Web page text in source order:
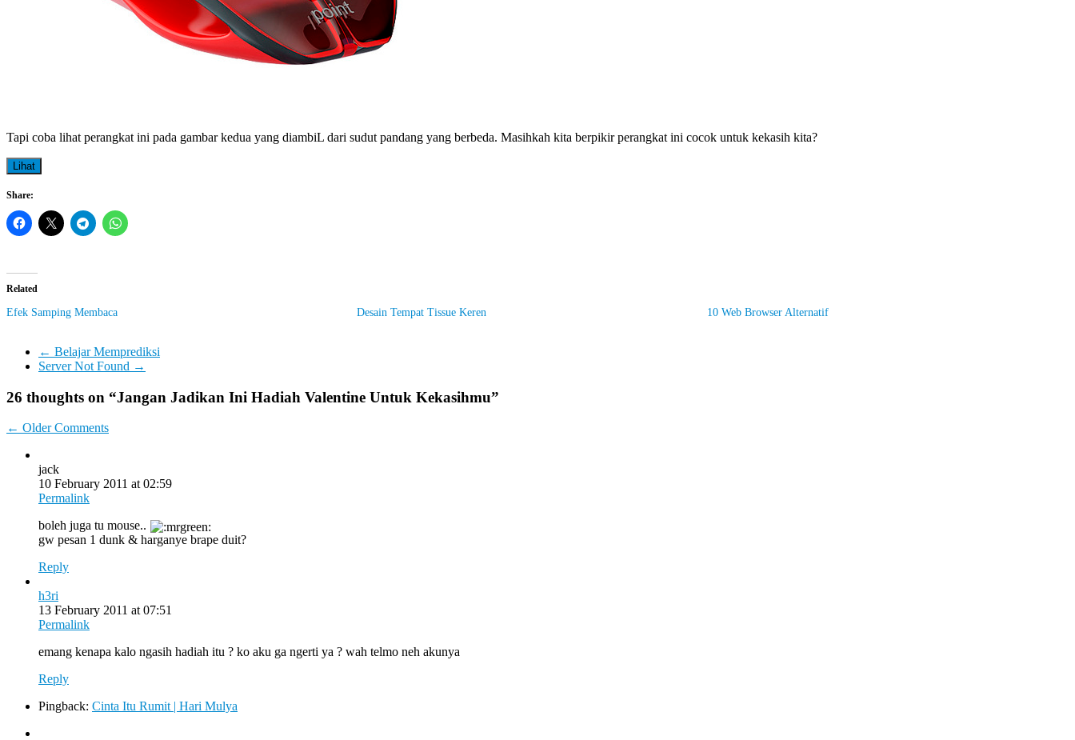
Tapi coba lihat perangkat ini pada gambar kedua yang diambiL dari sudut pandang yang berbeda. Masihkah kita berpikir perangkat ini cocok untuk kekasih kita?
Share:
Related
Efek Samping Membaca Desain Tempat Tissue Keren 10 Web Browser Alternatif
← Belajar Memprediksi
Server Not Found →
26 thoughts on “Jangan Jadikan Ini Hadiah Valentine Untuk Kekasihmu”
Comment
← Older Comments
jack
10 February 2011 at 02:59
Permalink
boleh juga tu mouse..
gw pesan 1 dunk & harganye brape duit?
Reply
h3ri
13 February 2011 at 07:51
Permalink
emang kenapa kalo ngasih hadiah itu ? ko aku ga ngerti ya ? wah telmo neh akunya
Reply
Pingback: Cinta Itu Rumit | Hari Mulya